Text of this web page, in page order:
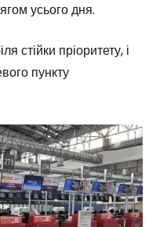
усього дня.
стійки пріоритету, і
пункту